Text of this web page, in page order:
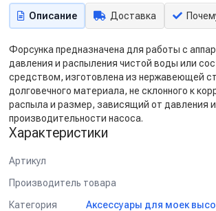
Описание Доставка
Форсунка предназначена для работы с
давления и распыления чистой воды или
средством, изготовлена из нержавеющей
долговечного материала, не склонного к
распыла и размер, зависящий от давления и
производительности насоса.
Характеристики
Артикул
Производитель товара
Категория
Аксессуары для моек